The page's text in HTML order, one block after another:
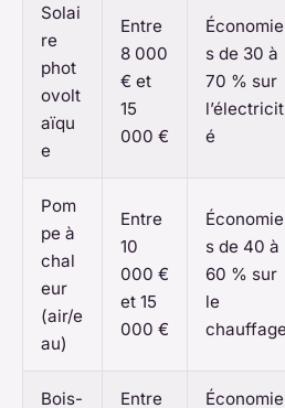
Solai
re
phot
ovolt
aïqu
e
Entre
8 000
€ et
15
000 €
Économie
s de 30 à
70 % sur
l’électricit
é
Pom
pe à
chal
eur
(air/e
au)
Entre
10
000 €
et 15
000 €
Économie
s de 40 à
60 % sur
le
chauffage
Bois-
Entre
Économie